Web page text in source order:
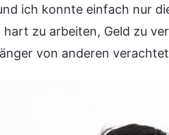
ich konnte einfach nur
zu arbeiten, Geld zu
von anderen